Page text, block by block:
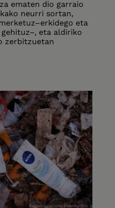
ematen dio garraio
neurri sortan,
eta
eta aldiriko
zerbitzuetan